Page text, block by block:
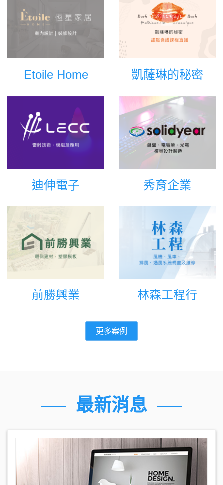
Etoile Home 凱薩琳的秘密
迪伸電子 秀育企業
前勝興業 林森工程行
更多案例
最新消息